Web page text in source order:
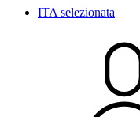
ITA selezionata